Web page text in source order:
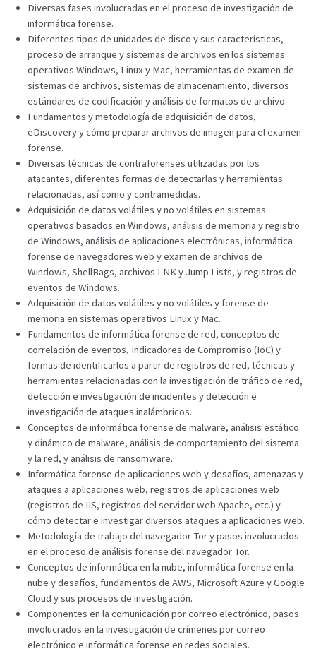
Diversas fases involucradas en el proceso de investigación de
informática forense.
Diferentes tipos de unidades de disco y sus características,
proceso de arranque y sistemas de archivos en los sistemas
operativos Windows, Linux y Mac, herramientas de examen de
sistemas de archivos, sistemas de almacenamiento, diversos
estándares de codificación y análisis de formatos de archivo.
Fundamentos y metodología de adquisición de datos,
eDiscovery y cómo preparar archivos de imagen para el examen
forense.
Diversas técnicas de contraforenses utilizadas por los
atacantes, diferentes formas de detectarlas y herramientas
relacionadas, así como y contramedidas.
Adquisición de datos volátiles y no volátiles en sistemas
operativos basados en Windows, análisis de memoria y registro
de Windows, análisis de aplicaciones electrónicas, informática
forense de navegadores web y examen de archivos de
Windows, ShellBags, archivos LNK y Jump Lists, y registros de
eventos de Windows.
Adquisición de datos volátiles y no volátiles y forense de
memoria en sistemas operativos Linux y Mac.
Fundamentos de informática forense de red, conceptos de
correlación de eventos, Indicadores de Compromiso (IoC) y
formas de identificarlos a partir de registros de red, técnicas y
herramientas relacionadas con la investigación de tráfico de red,
detección e investigación de incidentes y detección e
investigación de ataques inalámbricos.
Conceptos de informática forense de malware, análisis estático
y dinámico de malware, análisis de comportamiento del sistema
y la red, y análisis de ransomware.
Informática forense de aplicaciones web y desafíos, amenazas y
ataques a aplicaciones web, registros de aplicaciones web
(registros de IIS, registros del servidor web Apache, etc.) y
cómo detectar e investigar diversos ataques a aplicaciones web.
Metodología de trabajo del navegador Tor y pasos involucrados
en el proceso de análisis forense del navegador Tor.
Conceptos de informática en la nube, informática forense en la
nube y desafíos, fundamentos de AWS, Microsoft Azure y Google
Cloud y sus procesos de investigación.
Componentes en la comunicación por correo electrónico, pasos
involucrados en la investigación de crímenes por correo
electrónico e informática forense en redes sociales.